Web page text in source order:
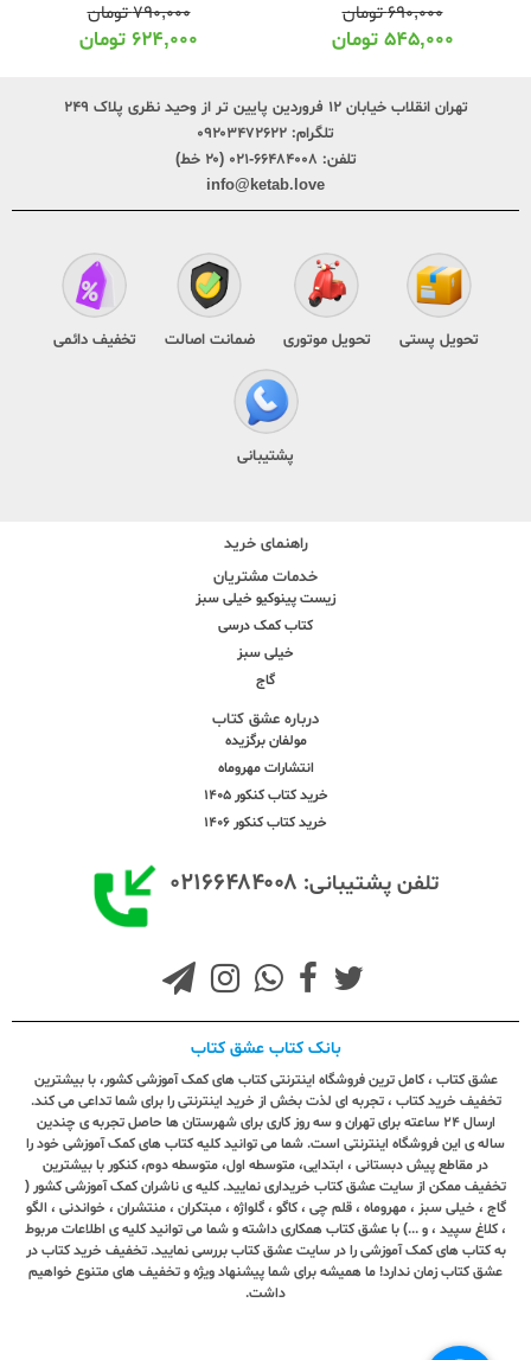
۶۹۰,۰۰۰تومان
۵۴۵,۰۰۰ تومان
۷۹۰,۰۰۰تومان
۶۲۴,۰۰۰ تومان
تهران انقلاب خیابان ۱۲ فروردین پایین تر از وحید نظری پلاک ۲۴۹
تلگرام: ۰۹۲۰۳۴۷۲۶۲۲
تلفن: ۶۶۴۸۴۰۰۸-۰۲۱ (۲۰ خط)
info@ketab.love
تحویل پستی تحویل موتوری ضمانت اصالت تخفیف دائمی
پشتیبانی
راهنمای خرید
خدمات مشتریان
زیست پینوکیو خیلی سبز
کتاب کمک درسی
خیلی سبز
گاج
درباره عشق کتاب
مولفان برگزیده
انتشارات مهروماه
خرید کتاب کنکور 1405
خرید کتاب کنکور 1406
تلفن پشتیبانی: ۰۲۱۶۶۴۸۴۰۰۸
بانک کتاب عشق کتاب
عشق کتاب ، کامل ترین فروشگاه اینترنتی کتاب های کمک آموزشی کشور، با بیشترین
تخفیف خرید کتاب ، تجربه ای لذت بخش از خرید اینترنتی را برای شما تداعی می کند.
ارسال ٢٤ ساعته برای تهران و سه روز کاری برای شهرستان ها حاصل تجربه ی چندین
ساله ی این فروشگاه اینترنتی است. شما می توانید کلیه کتاب های کمک آموزشی خود را
در مقاطع پیش دبستانی ، ابتدایی، متوسطه اول، متوسطه دوم، کنکور با بیشترین
تخفیف ممکن از سایت عشق کتاب خریداری نمایید. کلیه ی ناشران کمک آموزشی کشور (
گاج ، خیلی سبز ، مهروماه ، قلم چی ، کاگو ، گلواژه ، مبتکران ، منتشران ، خواندنی ، الگو
، کلاغ سپید ، و ...) با عشق کتاب همکاری داشته و شما می توانید کلیه ی اطلاعات مربوط
به کتاب های کمک آموزشی را در سایت عشق کتاب بررسی نمایید. تخفیف خرید کتاب در
عشق کتاب زمان ندارد! ما همیشه برای شما پیشنهاد ویژه و تخفیف های متنوع خواهیم
داشت.